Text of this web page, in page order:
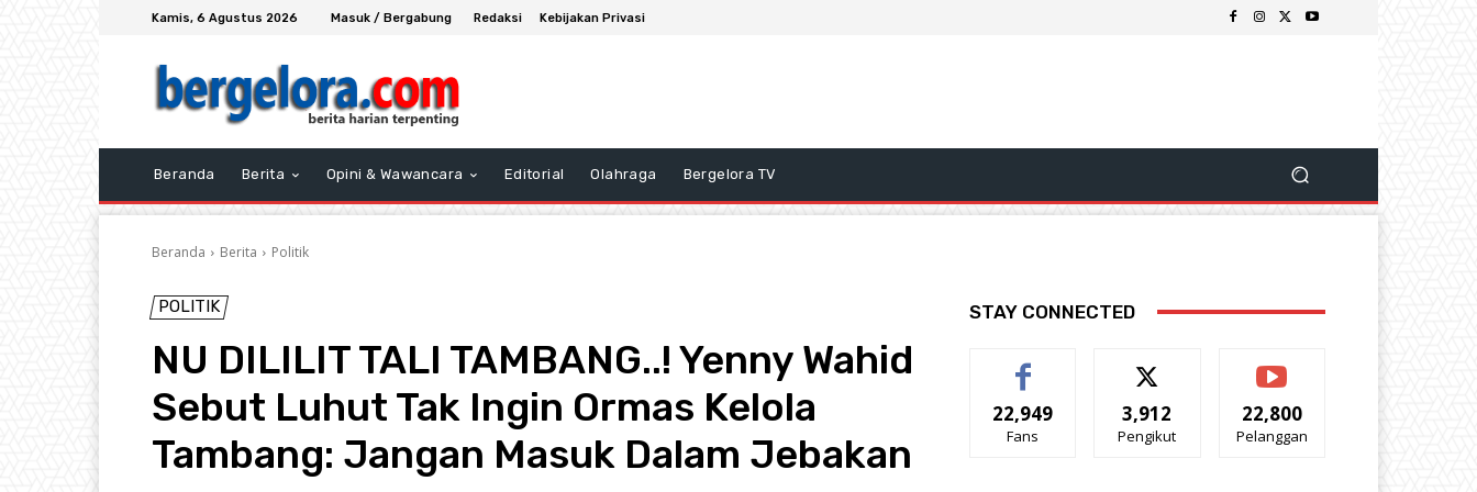
Kamis, 6 Agustus 2026 Masuk / Bergabung Redaksi Kebijakan Privasi
Beranda Berita Opini & Wawancara Editorial Olahraga Bergelora TV
Beranda Berita Politik
POLITIK
NU DILILIT TALI TAMBANG..! Yenny Wahid
Sebut Luhut Tak Ingin Ormas Kelola
Tambang: Jangan Masuk Dalam Jebakan
STAY CONNECTED
22,949
Fans
3,912
Pengikut
22,800
Pelanggan